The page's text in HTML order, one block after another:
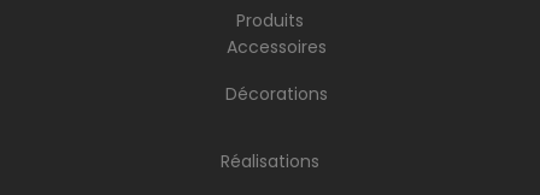
Produits
Accessoires
Décorations
Réalisations